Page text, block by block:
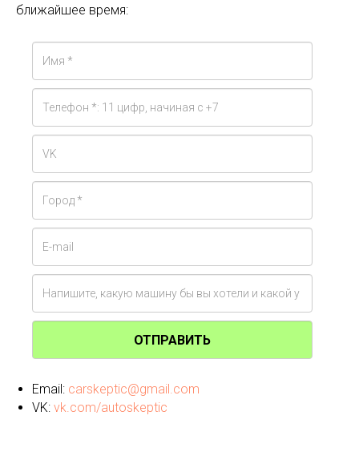
ближайшее время:
ОТПРАВИТЬ
Email: carskeptic@gmail.com
VK: vk.com/autoskeptic